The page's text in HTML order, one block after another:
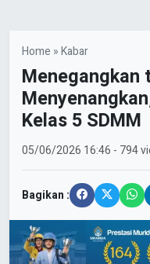
Home »Kabar
Menegangkan
Kelas 5 SDMM
05/06/2026 16:46 - 794
Bagikan :